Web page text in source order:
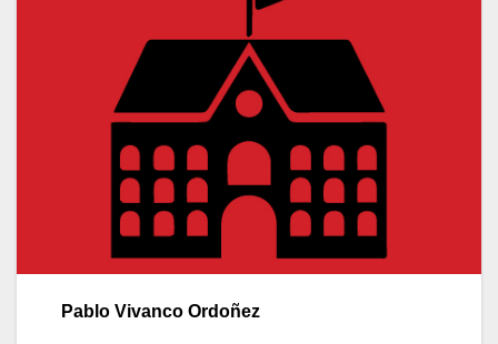
Pablo Vivanco Ordoñez